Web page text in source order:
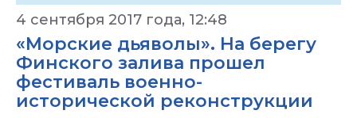
4 сентября 2017 года, 12:48
«Морские дьяволы». На берегу
Финского залива прошел
фестиваль военно-
исторической реконструкции